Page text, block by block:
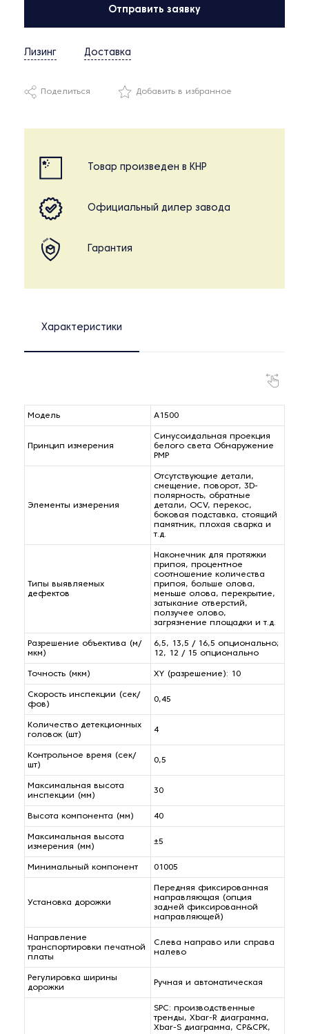
Отправить заявку
Лизинг Доставка
Поделиться Добавить в избранное
Товар произведен в КНР
Официальный дилер завода
Гарантия
Характеристики
Модель A1500
Принцип измерения
Синусоидальная проекция
белого света Обнаружение
PMP
Элементы измерения
Отсутствующие детали,
смещение, поворот, 3D-
полярность, обратные
детали, OCV, перекос,
боковая подставка, стоящий
памятник, плохая сварка и
т.д.
Типы выявляемых
дефектов
Наконечник для протяжки
припоя, процентное
соотношение количества
припоя, больше олова,
меньше олова, перекрытие,
затыкание отверстий,
ползучее олово,
загрязнение площадки и т.д.
Разрешение объектива (м/
мкм)
6,5, 13,5 / 16,5 опционально;
12, 12 / 15 опционально
Точность (мкм) XY (разрешение): 10
Скорость инспекции (сек/
фов)
0,45
Количество детекционных
головок (шт)
4
Контрольное время (сек/
шт)
0,5
Максимальная высота
инспекции (мм)
30
Высота компонента (мм) 40
Максимальная высота
измерения (мм)
±5
Минимальный компонент 01005
Установка дорожки
Передняя фиксированная
направляющая (опция
задней фиксированной
направляющей)
Направление
транспортировки печатной
платы
Слева направо или справа
налево
Регулировка ширины
дорожки
Ручная и автоматическая
SPC: производственные
тренды, Xbar-R диаграмма,
Xbar-S диаграмма, CP&CPK,